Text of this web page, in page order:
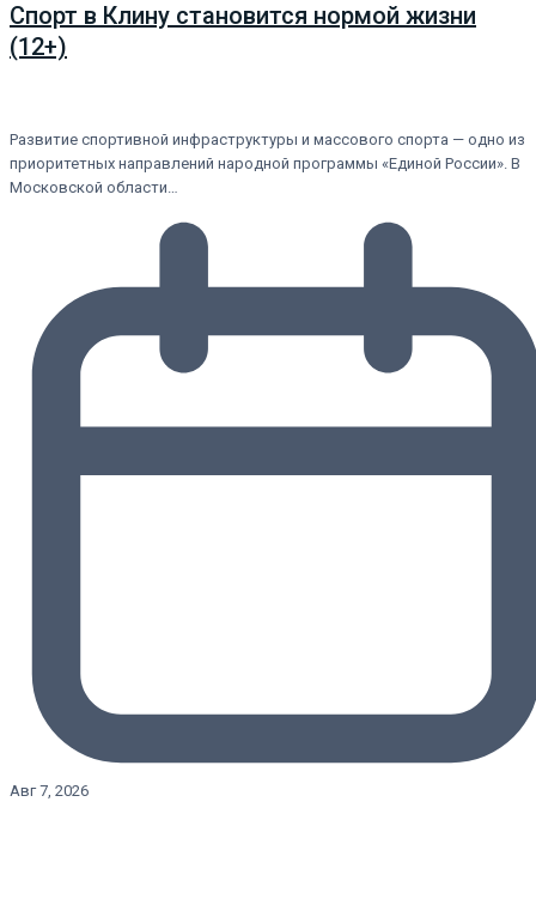
Спорт в Клину становится нормой жизни
(12+)
Развитие спортивной инфраструктуры и массового спорта — одно из
приоритетных направлений народной программы «Единой России». В
Московской области…
Авг 7, 2026